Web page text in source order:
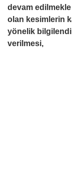
devam
olan kesimlerin
yönelik
verilmesi,